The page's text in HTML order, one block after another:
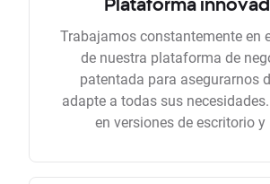
Plataforma
Trabajamos constantemente en
de nuestra plataforma de
patentada para asegurarnos
adapte a todas sus
en versiones de escritorio